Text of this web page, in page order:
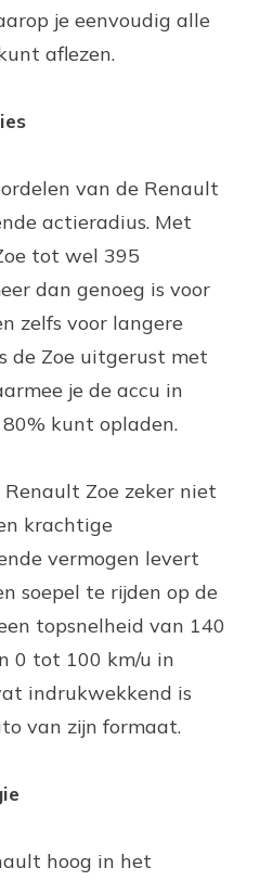
je eenvoudig alle
aflezen.
van de Renault
actieradius. Met
tot wel 395
dan genoeg is voor
zelfs voor langere
de Zoe uitgerust met
je de accu in
kunt opladen.
Zoe zeker niet
krachtige
vermogen levert
soepel te rijden op de
topsnelheid van 140
0 tot 100 km/u in
indrukwekkend is
van zijn formaat.
hoog in het